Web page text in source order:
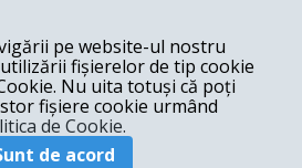
pe website-ul nostru
fișierelor de tip cookie
Nu uita totuși că poți
fișiere cookie urmând
de Cookie.
de acord